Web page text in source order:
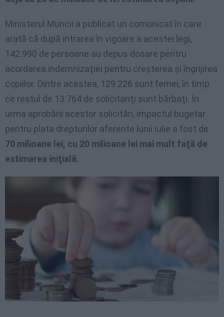
Ministerul Muncii a publicat un comunicat în care
arată că după intrarea în vigoare a acestei legi,
142.990 de persoane au depus dosare pentru
acordarea indemnizaţiei pentru creşterea şi îngrijirea
copiilor. Dintre acestea, 129.226 sunt femei, în timp
ce restul de 13.764 de solicitanţi sunt bărbaţi. În
urma aprobării acestor solicitări, impactul bugetar
pentru plata drepturilor aferente lunii iulie a fost de
70 milioane lei, cu 20 milioane lei mai mult faţă de
estimarea iniţială.